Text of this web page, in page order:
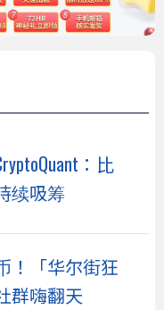
：比
续吸筹
！「华尔街狂
群嗨翻天